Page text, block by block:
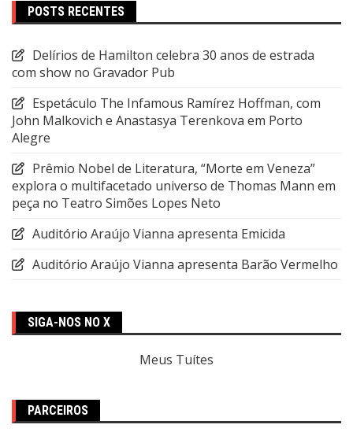
POSTS RECENTES
Delírios de Hamilton celebra 30 anos de estrada
com show no Gravador Pub
Espetáculo The Infamous Ramírez Hoffman, com
John Malkovich e Anastasya Terenkova em Porto
Alegre
Prêmio Nobel de Literatura, “Morte em Veneza”
explora o multifacetado universo de Thomas Mann em
peça no Teatro Simões Lopes Neto
Auditório Araújo Vianna apresenta Emicida
Auditório Araújo Vianna apresenta Barão Vermelho
SIGA-NOS NO X
Meus Tuítes
PARCEIROS